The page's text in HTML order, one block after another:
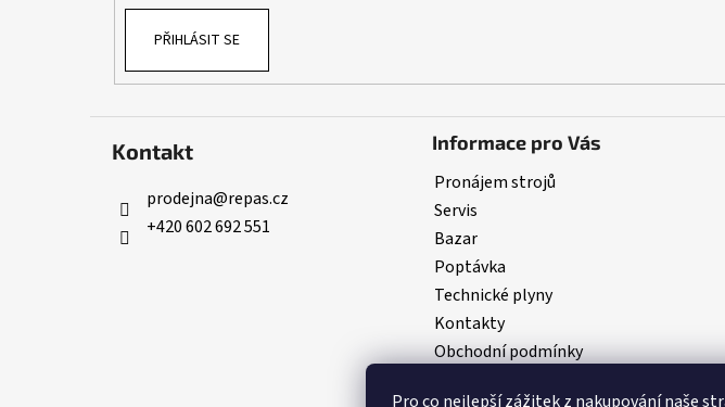
Pro co nejlepší zážitek z nakupování naše
PŘIHLÁSIT SE
Kontakt
prodejna@repas.cz
+420 602 692 551
Informace pro Vás
Pronájem strojů
Servis
Bazar
Poptávka
Technické plyny
Kontakty
Obchodní podmínky